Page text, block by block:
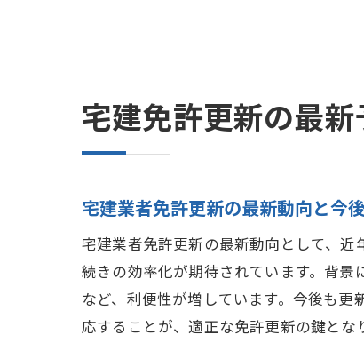
宅建免許更新の最
宅建業者免許更新の最新動向と今
宅建業者免許更新の最新動向として、
続きの効率化が期待されています。背
など、利便性が増しています。今後も
応することが、適正な免許更新の鍵とな